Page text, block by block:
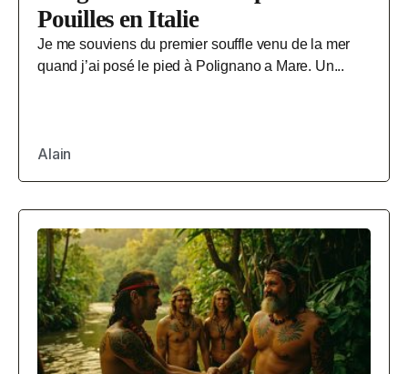
Pouilles en Italie
Je me souviens du premier souffle venu de la mer
quand j’ai posé le pied à Polignano a Mare. Un...
Alain